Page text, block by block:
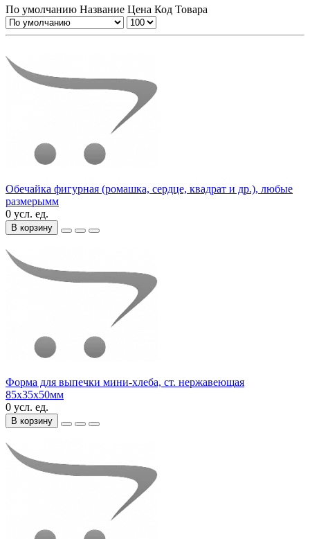
По умолчанию Название Цена Код Товара
Обечайка фигурная (ромашка, сердце, квадрат и др.), любые
размерымм
0 усл. ед.
В корзину
Форма для выпечки мини-хлеба, ст. нержавеющая
85х35х50мм
0 усл. ед.
В корзину